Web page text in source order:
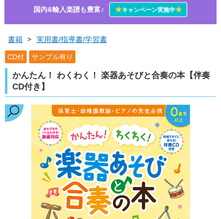
国内&輸入楽譜も豊富♪
★キャンペーン実施中★
書籍 > 実用書/指導書/学習書
CD付 サンプル有り
かんたん！ わくわく！ 楽器あそびと合奏の本【伴奏
CD付き】